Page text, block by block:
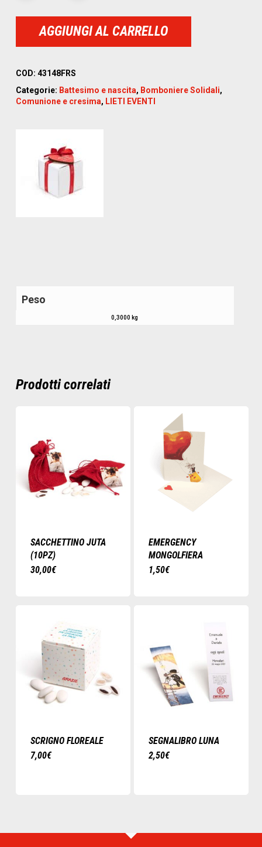
AGGIUNGI AL CARRELLO
COD: 43148FRS
Categorie: Battesimo e nascita, Bomboniere Solidali,
Comunione e cresima, LIETI EVENTI
Peso
0,3000 kg
Prodotti correlati
SACCHETTINO JUTA
(10PZ)
30,00€
EMERGENCY
MONGOLFIERA
1,50€
SCRIGNO FLOREALE
7,00€
SEGNALIBRO LUNA
2,50€